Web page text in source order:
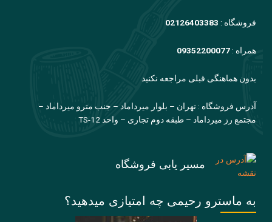
فروشگاه : 02126403383
همراه : 09352200077
بدون هماهنگی قبلی مراجعه نکنید
آدرس فروشگاه : تهران – بلوار میرداماد – جنب مترو میرداماد –
مجتمع رز میرداماد – طبقه دوم تجاری – واحد TS-12
مسیر یابی فروشگاه
به ماسترو رحیمی چه امتیازی میدهید؟